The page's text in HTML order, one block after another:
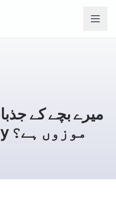
Careers
میرے بچے کے
کیا play therapy موزوں ہے؟